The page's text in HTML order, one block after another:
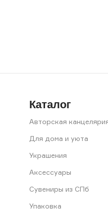
Каталог
Авторская
Для дома и уюта
Украшения
Аксессуары
Сувениры из СПб
Упаковка